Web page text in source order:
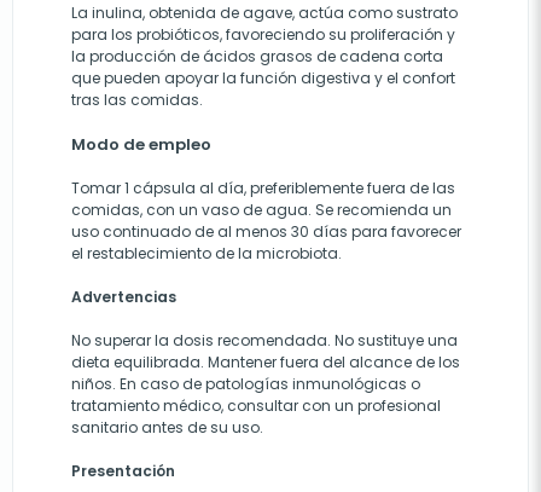
La inulina, obtenida de agave, actúa como sustrato
para los probióticos, favoreciendo su proliferación y
la producción de ácidos grasos de cadena corta
que pueden apoyar la función digestiva y el confort
tras las comidas.
Modo de empleo
Tomar 1 cápsula al día, preferiblemente fuera de las
comidas, con un vaso de agua. Se recomienda un
uso continuado de al menos 30 días para favorecer
el restablecimiento de la microbiota.
Advertencias
No superar la dosis recomendada. No sustituye una
dieta equilibrada. Mantener fuera del alcance de los
niños. En caso de patologías inmunológicas o
tratamiento médico, consultar con un profesional
sanitario antes de su uso.
Presentación